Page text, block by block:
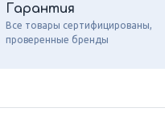
Гарантия
Все товары сертифицированы,
проверенные бренды